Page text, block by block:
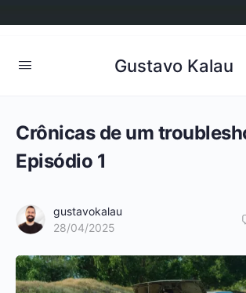
Gustavo Kalau
Crônicas de um
Episódio 1
gustavokalau
28/04/2025